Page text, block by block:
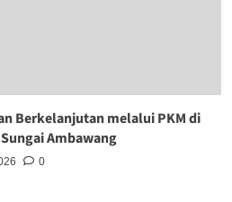
Berkelanjutan melalui PKM di
Ambawang
0